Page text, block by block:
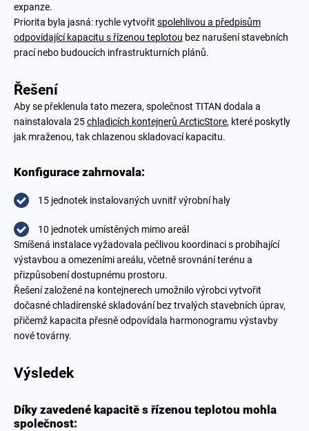
expanze.
Priorita byla jasná: rychle vytvořit spolehlivou a předpisům
odpovídající kapacitu s řízenou teplotou bez narušení stavebních
prací nebo budoucích infrastrukturních plánů.
Řešení
Aby se překlenula tato mezera, společnost TITAN dodala a
nainstalovala 25chladicích kontejnerů ArcticStore, které poskytly
jak mraženou, tak chlazenou skladovací kapacitu.
Konfigurace zahrnovala:
15 jednotek instalovaných uvnitř výrobní haly
10 jednotek umístěných mimo areál
Smíšená instalace vyžadovala pečlivou koordinaci s probíhající
výstavbou a omezeními areálu, včetně srovnání terénu a
přizpůsobení dostupnému prostoru.
Řešení založené na kontejnerech umožnilo výrobci vytvořit
dočasné chladírenské skladování bez trvalých stavebních úprav,
přičemž kapacita přesně odpovídala harmonogramu výstavby
nové továrny.
Výsledek
Díky zavedené kapacitě s řízenou teplotou mohla
společnost: